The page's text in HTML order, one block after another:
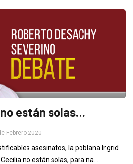
están solas…
Febrero 2020
asesinatos, la poblana Ingrid
no están solas, para na...